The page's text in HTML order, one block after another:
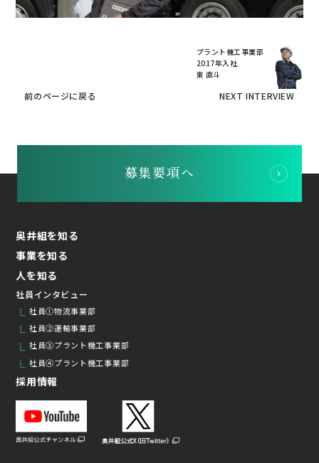
前のページに戻る
プラント機工事業部
2017年入社
東 直斗
NEXT INTERVIEW
募集要項へ
奥井組を知る
事業を知る
人を知る
社員インタビュー
社員①物流事業部
社員②運輸事業部
社員③プラント機工事業部
社員④プラント機工事業部
採用情報